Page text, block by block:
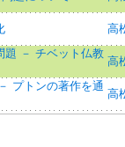
高
題 － チベット仏教
高
プトンの著作を通
高